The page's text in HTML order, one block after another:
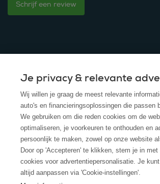
Schrijf een review
© 2025 - ROS Krediet Service
Algemene Voorwaarden
Disclaimer
Privacy Policy
Cookies
Je privacy & relevante
Wij willen je graag de meest relevante
auto's en financieringsoplossingen die passen
We gebruiken om die reden cookies om de
optimaliseren, je voorkeuren te onthouden en
persoonlijk te maken, zowel op onze website
Door op 'Accepteren' te klikken, stem je in
cookies voor advertentiepersonalisatie. Je
altijd aanpassen via 'Cookie-instellingen'.